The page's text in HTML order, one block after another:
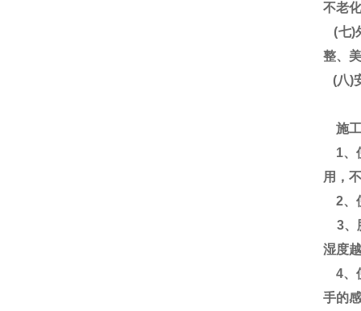
不老
(七)
整、
(八)
施
1、
用，
2、
3、
湿度
4、
手的